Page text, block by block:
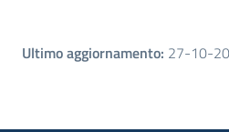
Ultimo aggiornamento: 27-10-